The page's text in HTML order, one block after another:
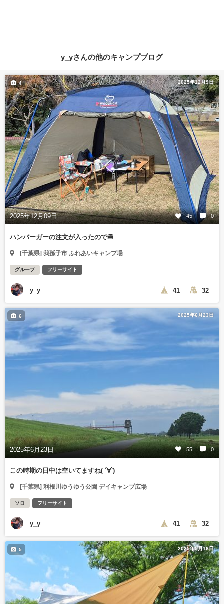
y_yさんの他のキャンプブログ
2025年12月9日
2025年12月09日 45 0
4
ハンバーガーの注文が入ったので🍔
[千葉県] 我孫子市 ふれあいキャンプ場
グループ フリーサイト
y_y 41 32
2025年6月23日
2025年6月23日 55 0
6
この時期の日中は空いてますね( ´∀`)
[千葉県] 利根川ゆうゆう公園 デイキャンプ広場
ソロ フリーサイト
y_y 41 32
2025年5月16日
5